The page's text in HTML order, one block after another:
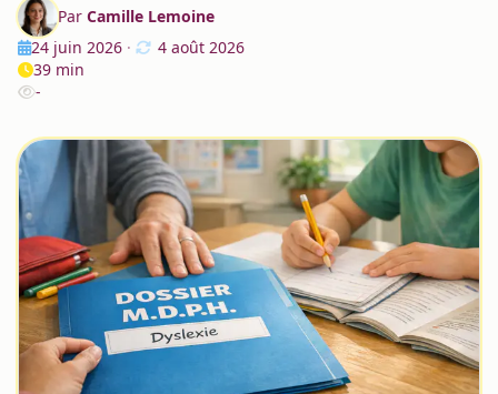
Par Camille Lemoine
24 juin 2026 ·
4 août 2026
39 min
-